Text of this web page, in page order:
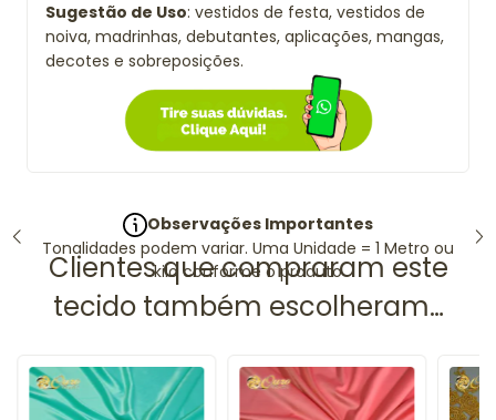
Sugestão de Uso: vestidos de festa, vestidos de
noiva, madrinhas, debutantes, aplicações, mangas,
decotes e sobreposições.
Observações Importantes
Tonalidades podem variar. Uma Unidade = 1 Metro ou
kilo conforme o produto